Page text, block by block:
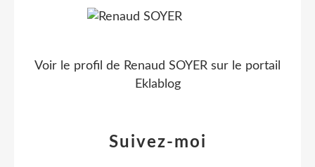
Suivez-moi
Voir le profil de Renaud SOYER sur le portail
Eklablog